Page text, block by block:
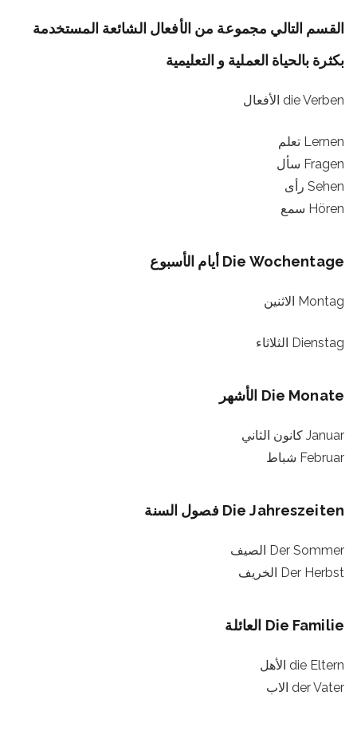
القسم التالي مجموعة من الأفعال الشائعة المستخدمة
بكثرة بالحياة العملية و التعليمية
die Verben الأفعال
Lernen تعلم
Fragen سأل
Sehen رأى
Hören سمع
Die Wochentage أيام الأسبوع
Montag الاثنين
Dienstag الثلاثاء
Die Monate الأشهر
Januar كانون الثاني
Februar شباط
Die Jahreszeiten فصول السنة
Der Sommer الصيف
Der Herbst الخريف
Die Familie العائلة
die Eltern الأهل
der Vater الاب